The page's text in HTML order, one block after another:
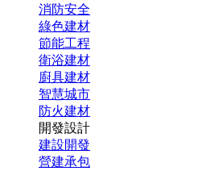
消防安全
綠色建材
節能工程
衛浴建材
廚具建材
智慧城市
防火建材
開發設計
建設開發
營建承包